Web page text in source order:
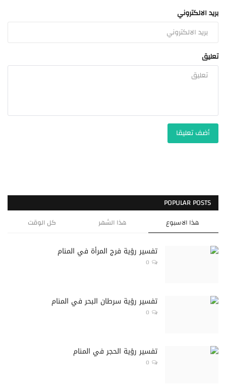
بريد الالكتروني
تعليق
أضف تعليقا
POPULAR POSTS
هذا الاسبوع هذا الشهر كل الوقت
تفسير رؤية فرج المرأة في المنام
0
تفسير رؤية سرطان البحر في المنام
0
تفسير رؤية الحجر في المنام
0